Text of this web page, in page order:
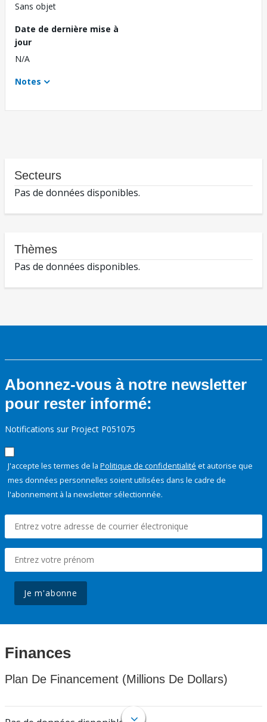
Sans objet
Date de dernière mise à
jour
N/A
Notes
Secteurs
Pas de données disponibles.
Thèmes
Pas de données disponibles.
Abonnez-vous à notre newsletter
pour rester informé:
Notifications sur Project P051075
J'accepte les termes de la Politique de confidentialité et autorise que
mes données personnelles soient utilisées dans le cadre de
l'abonnement à la newsletter sélectionnée.
Je m'abonne
Finances
Plan De Financement (Millions De Dollars)